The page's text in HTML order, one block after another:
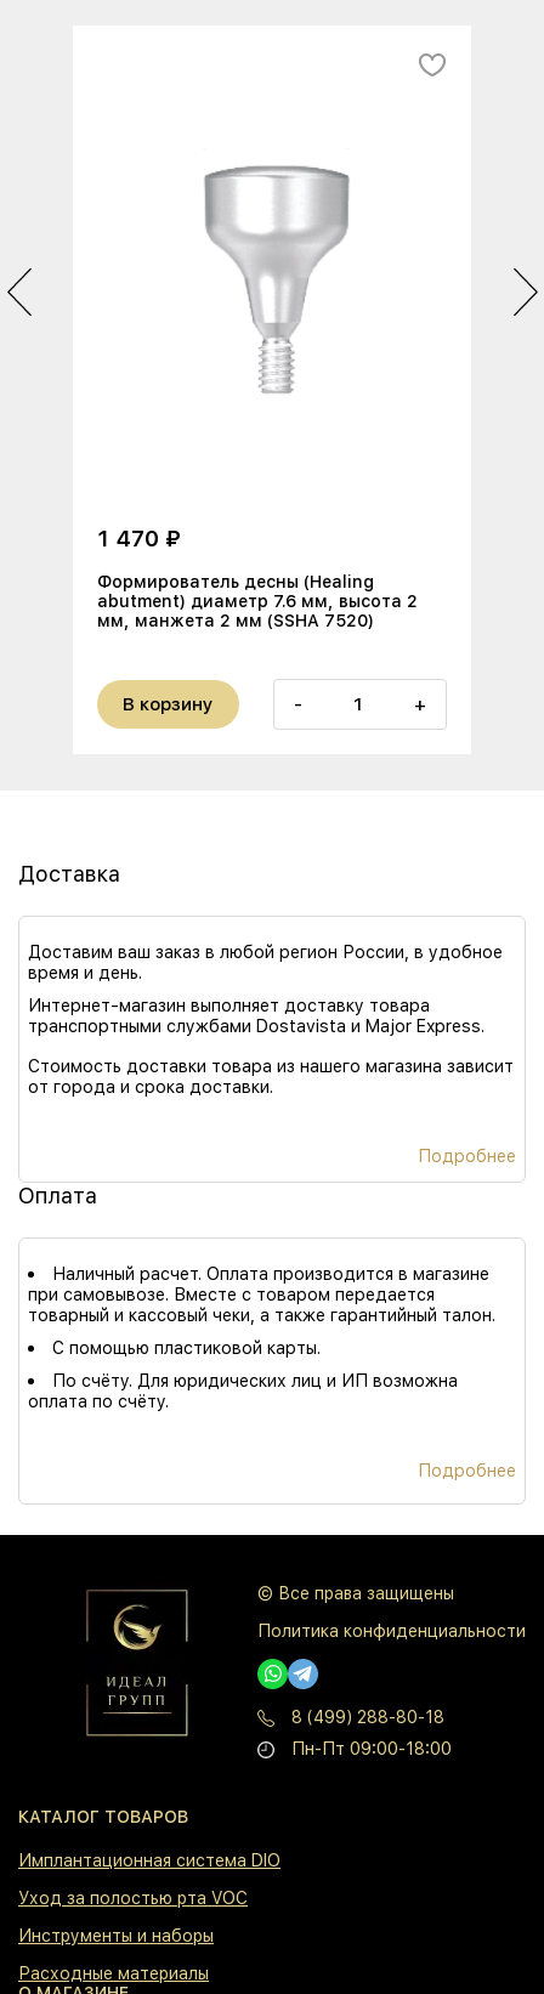
1 470 ₽
Формирователь десны (Healing
abutment) диаметр 7.6 мм, высота 2
мм, манжета 2 мм (SSHA 7520)
В корзину - +
Доставка
Доставим ваш заказ в любой регион России, в удобное
время и день.
Интернет-магазин выполняет доставку товара
транспортными службами Dostavista и Major Express.
Стоимость доставки товара из нашего магазина зависит
от города и срока доставки.
Подробнее
Оплата
Наличный расчет. Оплата производится в магазине
при самовывозе. Вместе с товаром передается
товарный и кассовый чеки, а также гарантийный талон.
С помощью пластиковой карты.
По счёту. Для юридических лиц и ИП возможна
оплата по счёту.
Подробнее
© Все права защищены
Политика конфиденциальности
8 (499) 288-80-18
Пн-Пт 09:00-18:00
КАТАЛОГ ТОВАРОВ
⁠Имплантационная система DIO
⁠Уход за полостью рта VOC
⁠Инструменты и наборы
⁠Расходные материалы